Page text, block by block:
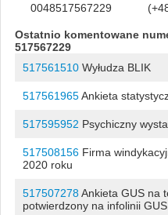
0048517567229
Ostatnio komentowane
517567229
517561510Wyłudza BLIK
517561965Ankieta
517595952 Psychiczny
517508156Firma
2020 roku
517507278Ankieta GUS na
potwierdzony na infolinii GUS.